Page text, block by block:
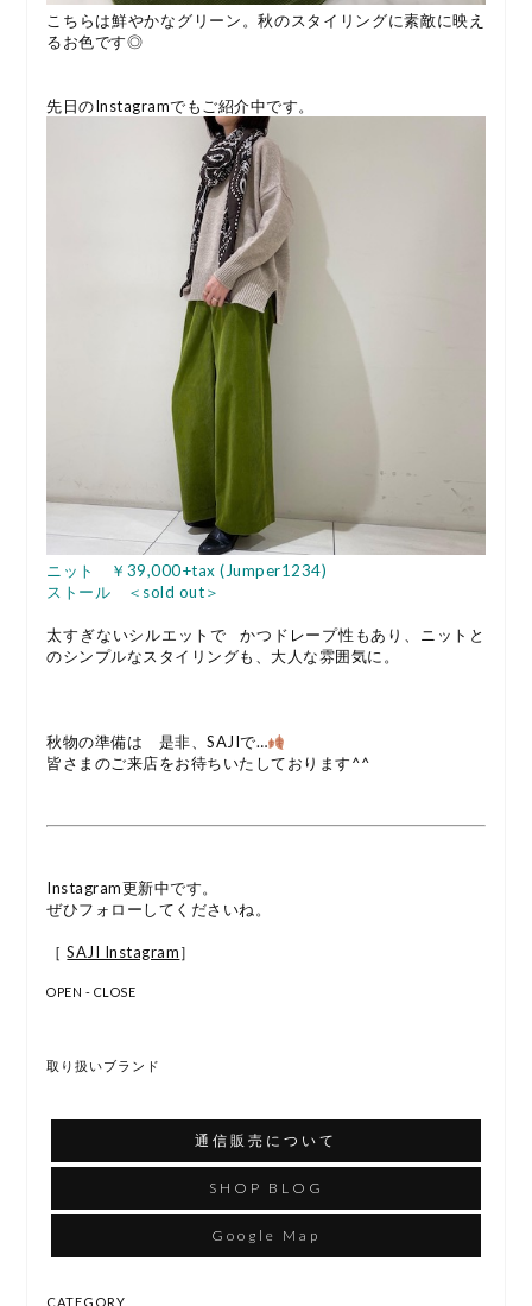
こちらは鮮やかなグリーン。秋のスタイリングに素敵に映え
るお色です◎
先日のInstagramでもご紹介中です。
ニット ￥39,000+tax (Jumper1234)
ストール ＜sold out＞
太すぎないシルエットで かつドレープ性もあり、ニットと
のシンプルなスタイリングも、大人な雰囲気に。
秋物の準備は 是非、SAJIで…
皆さまのご来店をお待ちいたしております^^
Instagram更新中です。
ぜひフォローしてくださいね。
［SAJI Instagram］
OPEN - CLOSE
取り扱いブランド
通信販売について
SHOP BLOG
Google Map
CATEGORY